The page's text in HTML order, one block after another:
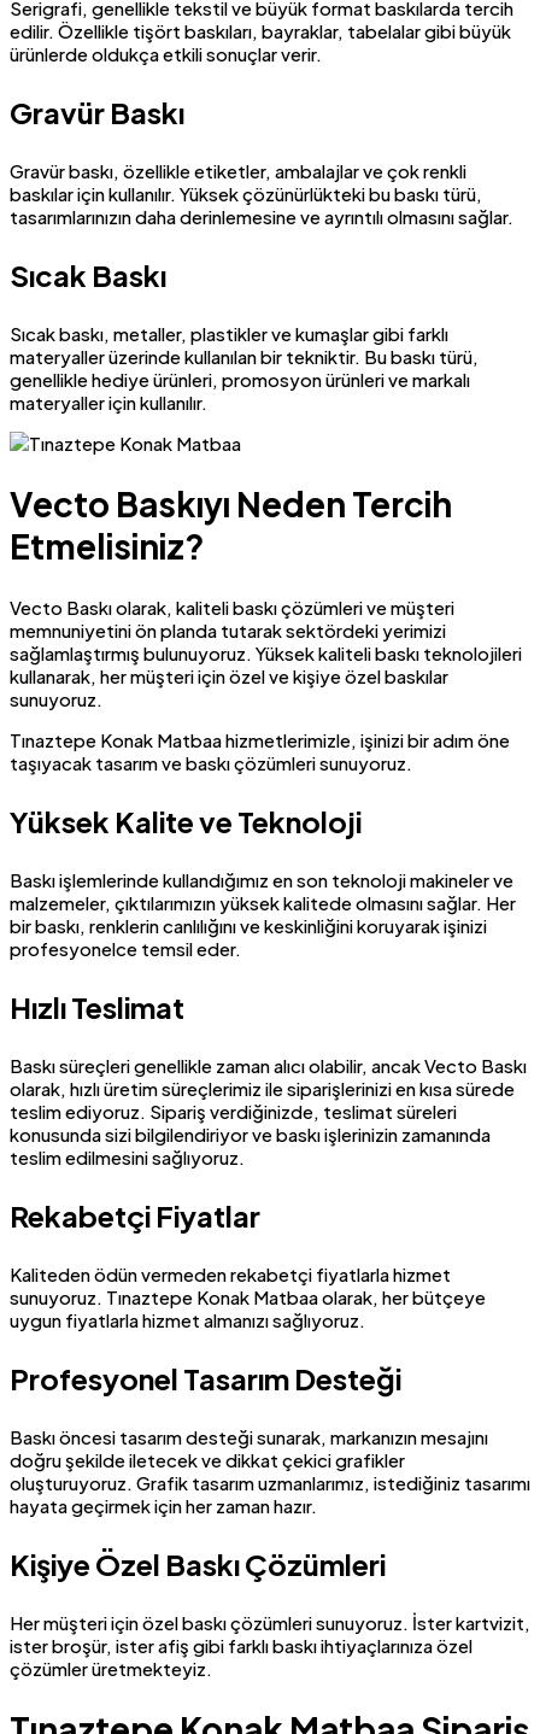
Serigrafi, genellikle tekstil ve büyük format baskılarda tercih
edilir. Özellikle tişört baskıları, bayraklar, tabelalar gibi büyük
ürünlerde oldukça etkili sonuçlar verir.
Gravür Baskı
Gravür baskı, özellikle etiketler, ambalajlar ve çok renkli
baskılar için kullanılır. Yüksek çözünürlükteki bu baskı türü,
tasarımlarınızın daha derinlemesine ve ayrıntılı olmasını sağlar.
Sıcak Baskı
Sıcak baskı, metaller, plastikler ve kumaşlar gibi farklı
materyaller üzerinde kullanılan bir tekniktir. Bu baskı türü,
genellikle hediye ürünleri, promosyon ürünleri ve markalı
materyaller için kullanılır.
Vecto Baskıyı Neden Tercih
Etmelisiniz?
Vecto Baskı olarak, kaliteli baskı çözümleri ve müşteri
memnuniyetini ön planda tutarak sektördeki yerimizi
sağlamlaştırmış bulunuyoruz. Yüksek kaliteli baskı teknolojileri
kullanarak, her müşteri için özel ve kişiye özel baskılar
sunuyoruz.
Tınaztepe Konak Matbaa hizmetlerimizle, işinizi bir adım öne
taşıyacak tasarım ve baskı çözümleri sunuyoruz.
Yüksek Kalite ve Teknoloji
Baskı işlemlerinde kullandığımız en son teknoloji makineler ve
malzemeler, çıktılarımızın yüksek kalitede olmasını sağlar. Her
bir baskı, renklerin canlılığını ve keskinliğini koruyarak işinizi
profesyonelce temsil eder.
Hızlı Teslimat
Baskı süreçleri genellikle zaman alıcı olabilir, ancak Vecto Baskı
olarak, hızlı üretim süreçlerimiz ile siparişlerinizi en kısa sürede
teslim ediyoruz. Sipariş verdiğinizde, teslimat süreleri
konusunda sizi bilgilendiriyor ve baskı işlerinizin zamanında
teslim edilmesini sağlıyoruz.
Rekabetçi Fiyatlar
Kaliteden ödün vermeden rekabetçi fiyatlarla hizmet
sunuyoruz. Tınaztepe Konak Matbaa olarak, her bütçeye
uygun fiyatlarla hizmet almanızı sağlıyoruz.
Profesyonel Tasarım Desteği
Baskı öncesi tasarım desteği sunarak, markanızın mesajını
doğru şekilde iletecek ve dikkat çekici grafikler
oluşturuyoruz. Grafik tasarım uzmanlarımız, istediğiniz tasarımı
hayata geçirmek için her zaman hazır.
Kişiye Özel Baskı Çözümleri
Her müşteri için özel baskı çözümleri sunuyoruz. İster kartvizit,
ister broşür, ister afiş gibi farklı baskı ihtiyaçlarınıza özel
çözümler üretmekteyiz.